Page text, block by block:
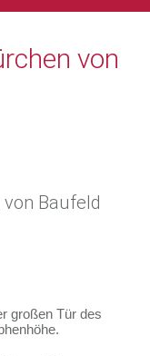
von
Baufeld
großen Tür des